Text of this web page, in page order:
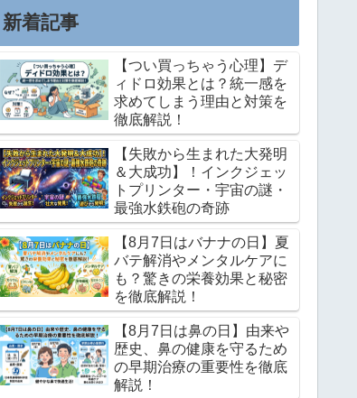
新着記事
【つい買っちゃう心理】デ
ィドロ効果とは？統一感を
求めてしまう理由と対策を
徹底解説！
【失敗から生まれた大発明
＆大成功】！インクジェッ
トプリンター・宇宙の謎・
最強水鉄砲の奇跡
【8月7日はバナナの日】夏
バテ解消やメンタルケアに
も？驚きの栄養効果と秘密
を徹底解説！
【8月7日は鼻の日】由来や
歴史、鼻の健康を守るため
の早期治療の重要性を徹底
解説！